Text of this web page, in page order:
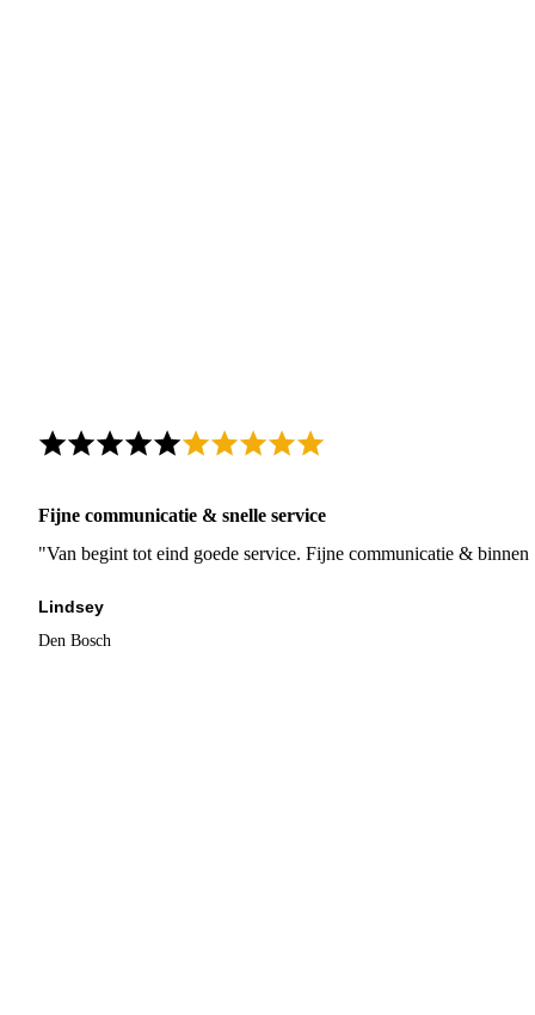
Fijne communicatie & snelle service
"Van begint tot eind goede service. Fijne communicatie &
Lindsey
Den Bosch